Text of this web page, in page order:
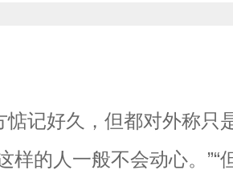
惦记好久，但都对外称只
样的人一般不会动心。”“